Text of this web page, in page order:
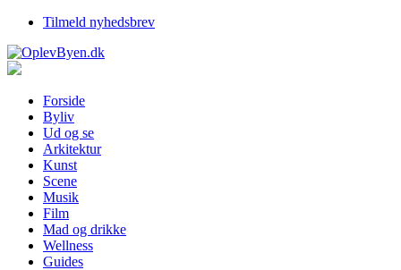
Tilmeld nyhedsbrev
Forside
Byliv
Ud og se
Arkitektur
Kunst
Scene
Musik
Film
Mad og drikke
Wellness
Guides